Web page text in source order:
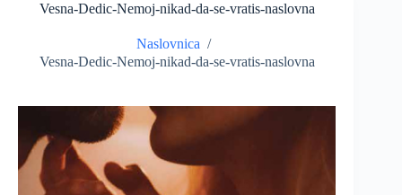
Vesna-Dedic-Nemoj-nikad-da-se-vratis-naslovna
Naslovnica /
Vesna-Dedic-Nemoj-nikad-da-se-vratis-naslovna